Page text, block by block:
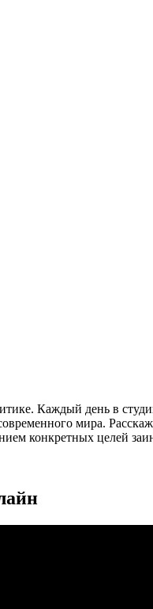
Каждый день в
мира.
конкретных целей